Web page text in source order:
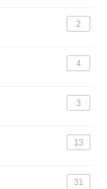
2
4
3
13
31